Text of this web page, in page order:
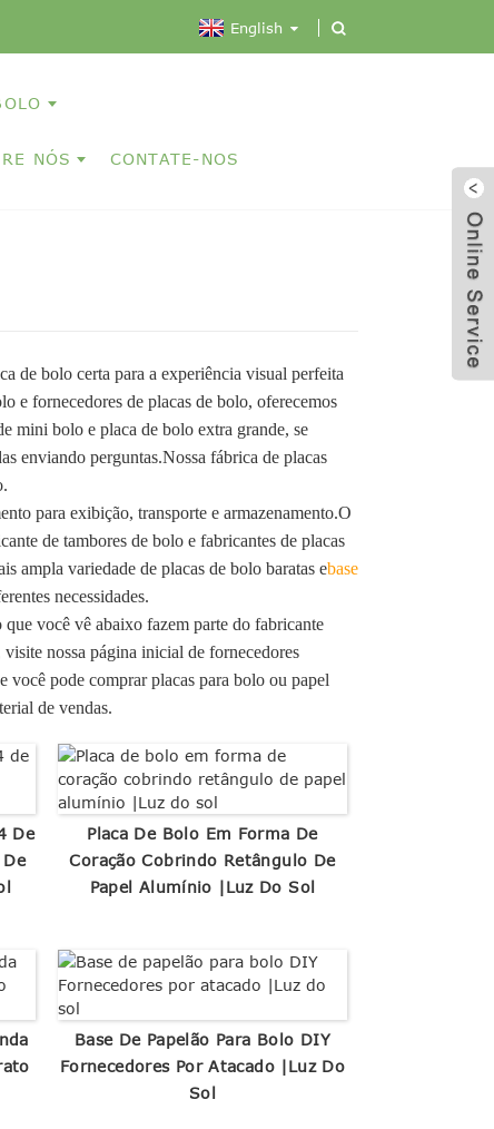
English
NÓS CONTATE-NOS
de bolo certa para a experiência visual perfeita
e fornecedores de placas de bolo, oferecemos
mini bolo e placa de bolo extra grande, se
enviando perguntas.Nossa fábrica de placas
para exibição, transporte e armazenamento.O
de tambores de bolo e fabricantes de placas
ampla variedade de placas de bolo baratas ebase
necessidades.
que você vê abaixo fazem parte do fabricante
nossa página inicial de fornecedores
você pode comprar placas para bolo ou papel
de vendas.
De
Placa De Bolo Em Forma De
Coração Cobrindo Retângulo De
Papel Alumínio |Luz Do Sol
Base De Papelão Para Bolo DIY
Fornecedores Por Atacado |Luz Do
Sol